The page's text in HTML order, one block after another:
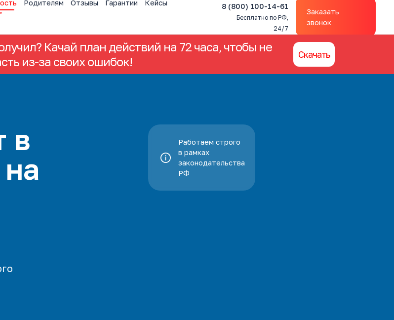
Родителям Отзывы Гарантии Кейсы 8 (800) 100-14-61
Бесплатно по РФ,
24/7
Заказать
звонок
Качай план действий на 72 часа, чтобы не
из-за своих ошибок!
Скачать
в
Работаем строго
в рамках
законодательства
РФ